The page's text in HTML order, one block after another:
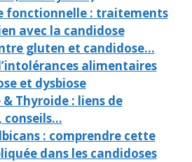
fonctionnelle : traitements
avec la candidose
gluten et candidose…
alimentaires
et dysbiose
& Thyroide : liens de
conseils…
: comprendre cette
dans les candidoses